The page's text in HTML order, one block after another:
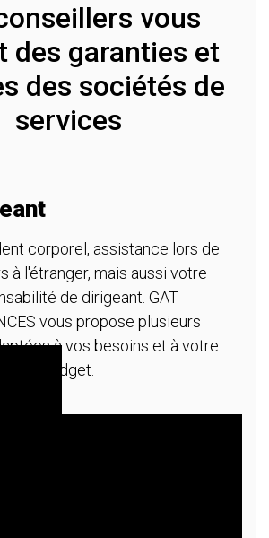
vous
des garanties et
des sociétés de
services
corporel, assistance lors de
à l'étranger, mais aussi votre
de dirigeant. GAT
vous propose plusieurs
à vos besoins et à votre
budget.